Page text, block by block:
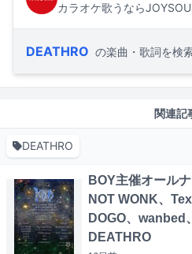
カラオケ歌うなら
DEATHRO の楽曲・歌詞を検
関連記
DEATHRO
BOY主催オール
NOT WONK、
DOGO、wanbed
DEATHRO